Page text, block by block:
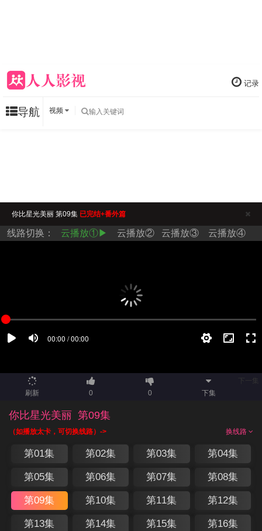
记录
导航 视频
你比星光美丽 第09集 已完结+番外篇
刷新 0 0 下集
你比星光美丽 第09集
换线路
（如播放太卡，可切换线路）->
第01集 第02集 第03集 第04集
第05集 第06集 第07集 第08集
第09集 第10集 第11集 第12集
第13集 第14集 第15集 第16集